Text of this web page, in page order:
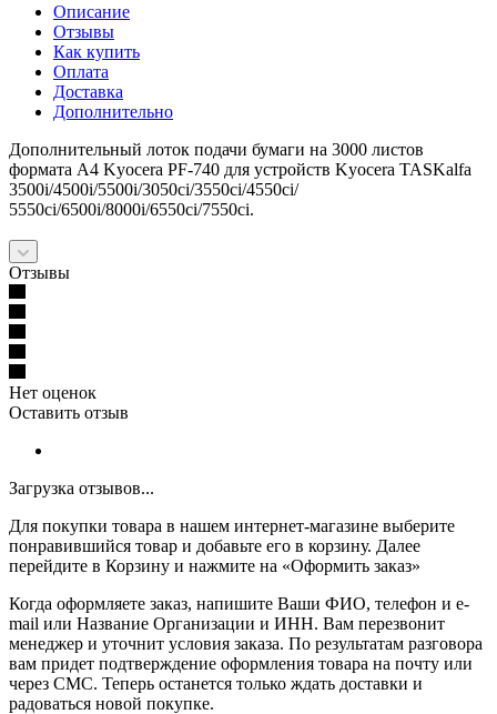
Описание
Отзывы
Как купить
Оплата
Доставка
Дополнительно
Дополнительный лоток подачи бумаги на 3000 листов
формата А4 Kyocera PF-740 для устройств Kyocera TASKalfa
3500i/4500i/5500i/3050ci/3550ci/4550ci/
5550ci/6500i/8000i/6550ci/7550ci.
Отзывы
Нет оценок
Оставить отзыв
Загрузка отзывов...
Для покупки товара в нашем интернет-магазине выберите
понравившийся товар и добавьте его в корзину. Далее
перейдите в Корзину и нажмите на «Оформить заказ»
Когда оформляете заказ, напишите Ваши ФИО, телефон и e-
mail или Название Организации и ИНН. Вам перезвонит
менеджер и уточнит условия заказа. По результатам разговора
вам придет подтверждение оформления товара на почту или
через СМС. Теперь останется только ждать доставки и
радоваться новой покупке.